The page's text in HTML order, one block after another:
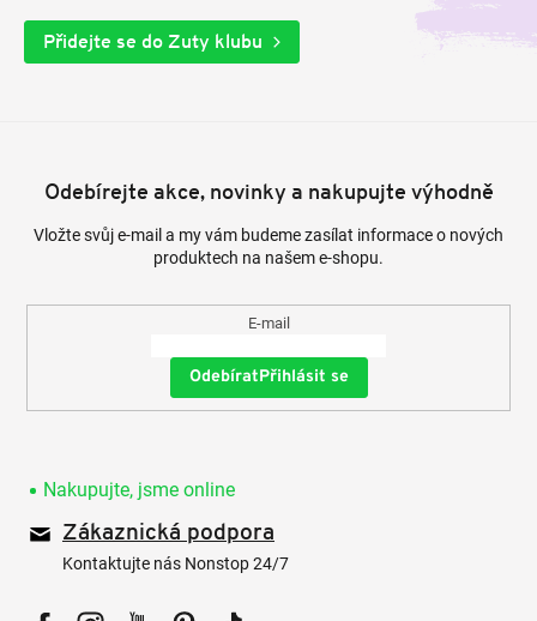
Přidejte se do Zuty klubu
Odebírejte akce, novinky a nakupujte výhodně
Vložte svůj e-mail a my vám budeme zasílat informace o nových
produktech na našem e-shopu.
E-mail
Přihlásit se
Nakupujte, jsme online
Zákaznická podpora
Kontaktujte nás Nonstop 24/7